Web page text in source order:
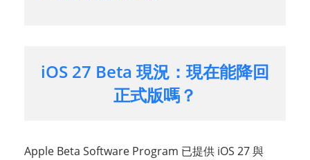
iOS 27 Beta 現況：現在能降回
正式版嗎？
Apple Beta Software Program 已提供 iOS 27 與